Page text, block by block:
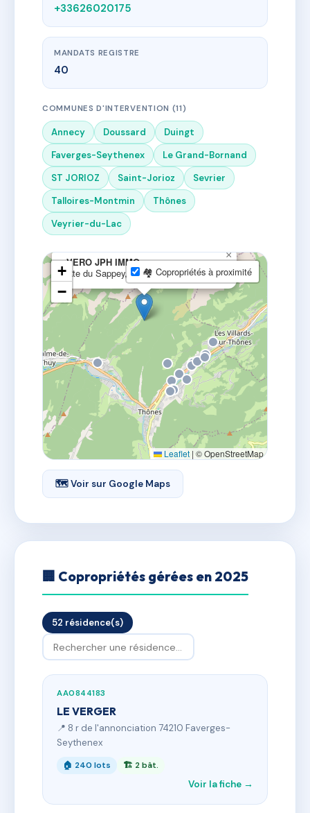
+33626020175
MANDATS REGISTRE
40
COMMUNES D'INTERVENTION (11)
Annecy Doussard
Duingt
Faverges-Seythenex
Le Grand-Bornand
ST JORIOZ
Saint-Jorioz
Sevrier
Talloires-Montmin
Thônes
Veyrier-du-Lac
VERO JPH IMMO
Rte du Sappey, 74230 Thônes, France
×
+
−
🏘 Copropriétés à proximité
Leaflet | © OpenStreetMap
🗺 Voir sur Google Maps
🏢 Copropriétés gérées en 2025
52 résidence(s)
AA0844183
LE VERGER
📍 8 r de l'annonciation 74210 Faverges-
Seythenex
🏠 240 lots 🏗 2 bât.
Voir la fiche →